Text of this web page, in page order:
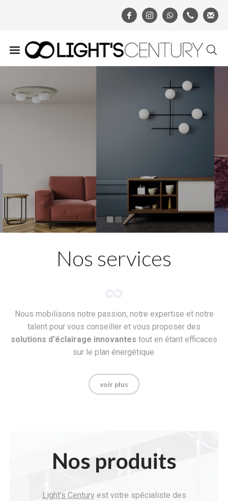
Nos services
Nous mobilisons notre passion, notre expertise et notre
talent pour vous conseiller et vous proposer des
solutions d'éclairage innovantes tout en étant efficaces
sur le plan énergétique.
voir plus
Nos produits
Light’s Century est votre spécialiste des